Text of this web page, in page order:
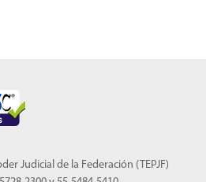
Judicial de la Federación (TEPJF)